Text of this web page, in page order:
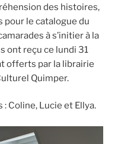
des histoires,
pour le catalogue du
à s’initier à la
ont reçu ce lundi 31
offerts par la librairie
Quimper.
Coline, Lucie et Ellya.